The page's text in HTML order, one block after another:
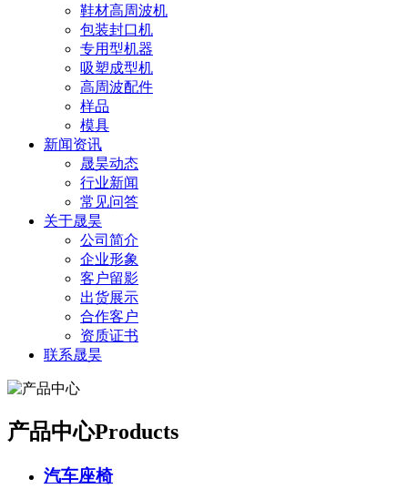
鞋材高周波机
包装封口机
专用型机器
吸塑成型机
高周波配件
样品
模具
新闻资讯
晟昊动态
行业新闻
常见问答
关于晟昊
公司简介
企业形象
客户留影
出货展示
合作客户
资质证书
联系晟昊
产品中心Products
汽车座椅